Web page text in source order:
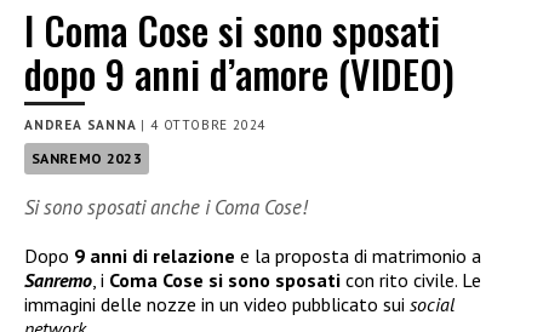
I Coma Cose si sono sposati
dopo 9 anni d’amore (VIDEO)
ANDREA SANNA |4 OTTOBRE 2024
SANREMO 2023
Si sono sposati anche i Coma Cose!
Dopo 9 anni di relazione e la proposta di matrimonio a
Sanremo, i Coma Cose si sono sposati con rito civile. Le
immagini delle nozze in un video pubblicato sui social